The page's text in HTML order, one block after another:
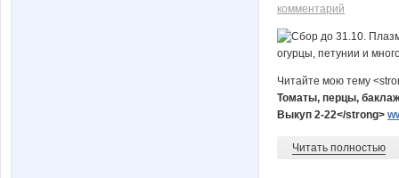
комментарий
Читайте мою тему
Томаты, перцы,
Выкуп 2-22</strong>
Читать полностью